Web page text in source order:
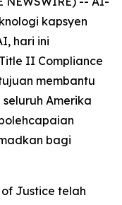
kapsyen
hari ini
II Compliance
membantu
Amerika
bagi
of Justice telah